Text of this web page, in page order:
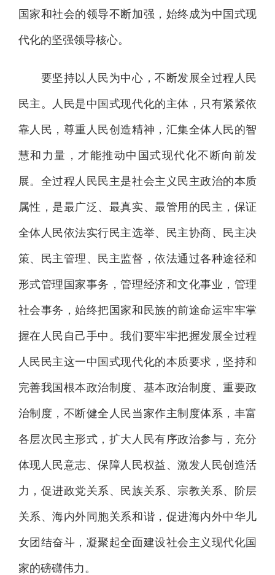
国家和社会的领导不断加强，始终成为中国式现
代化的坚强领导核心。
要坚持以人民为中心，不断发展全过程人民
民主。人民是中国式现代化的主体，只有紧紧依
靠人民，尊重人民创造精神，汇集全体人民的智
慧和力量，才能推动中国式现代化不断向前发
展。全过程人民民主是社会主义民主政治的本质
属性，是最广泛、最真实、最管用的民主，保证
全体人民依法实行民主选举、民主协商、民主决
策、民主管理、民主监督，依法通过各种途径和
形式管理国家事务，管理经济和文化事业，管理
社会事务，始终把国家和民族的前途命运牢牢掌
握在人民自己手中。我们要牢牢把握发展全过程
人民民主这一中国式现代化的本质要求，坚持和
完善我国根本政治制度、基本政治制度、重要政
治制度，不断健全人民当家作主制度体系，丰富
各层次民主形式，扩大人民有序政治参与，充分
体现人民意志、保障人民权益、激发人民创造活
力，促进政党关系、民族关系、宗教关系、阶层
关系、海内外同胞关系和谐，促进海内外中华儿
女团结奋斗，凝聚起全面建设社会主义现代化国
家的磅礴伟力。